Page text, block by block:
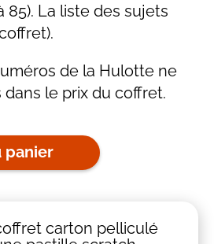
85). La liste des sujets
de la Hulotte ne
le prix du coffret.
panier
carton pelliculé